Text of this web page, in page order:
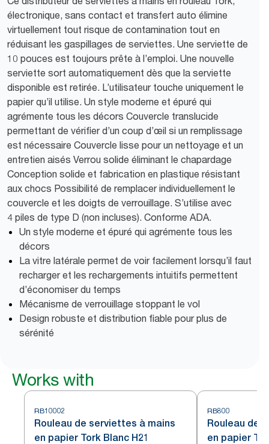
électronique, sans contact et transfert auto élimine
virtuellement tout risque de contamination tout en
réduisant les gaspillages de serviettes. Une serviette de
10 pouces est toujours prête à l’emploi. Une nouvelle
serviette sort automatiquement dès que la serviette
disponible est retirée. L’utilisateur touche uniquement le
papier qu’il utilise. Un style moderne et épuré qui
agrémente tous les décors Couvercle translucide
permettant de vérifier d’un coup d’œil si un remplissage
est nécessaire Couvercle lisse pour un nettoyage et un
entretien aisés Verrou solide éliminant le chapardage
Conception solide et fabrication en plastique résistant
aux chocs Possibilité de remplacer individuellement le
couvercle et les doigts de verrouillage. S’utilise avec
4 piles de type D (non incluses). Conforme ADA.
Un style moderne et épuré qui agrémente tous les
décors
La vitre latérale permet de voir facilement lorsqu’il faut
recharger et les rechargements intuitifs permettent
d’économiser du temps
Mécanisme de verrouillage stoppant le vol
Design robuste et distribution fiable pour plus de
sérénité
Works with
RB10002
Rouleau de serviettes à mains
en papier Tork Blanc H21
RB800
Rouleau de
en papier